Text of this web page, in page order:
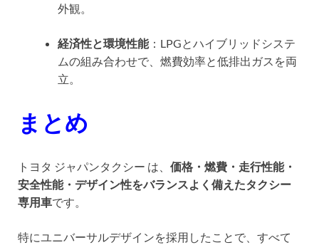
外観。
経済性と環境性能：LPGとハイブリッドシステ
ムの組み合わせで、燃費効率と低排出ガスを両
立。
まとめ
トヨタ ジャパンタクシー は、 価格・燃費・走行性能・
安全性能・デザイン性をバランスよく備えたタクシー
専用車です。
特にユニバーサルデザインを採用したことで、すべて